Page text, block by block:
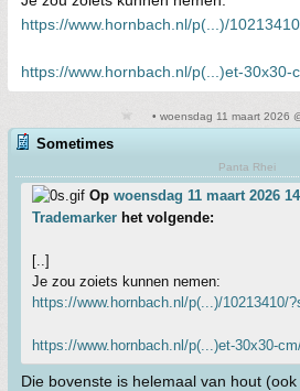
https://www.hornbach.nl/p(...)/
https://www.hornbach.nl/p(...)et-30x30-
• woensdag 11 maart 2026
Sometimes
Panta Rhei
Op woensdag 11 maart 2026
Trademarker het volgende:
[..]
Je zou zoiets kunnen nemen:
https://www.hornbach.nl/p(...)/10213410/
https://www.hornbach.nl/p(...)et-30x30-
Die bovenste is helemaal van hout